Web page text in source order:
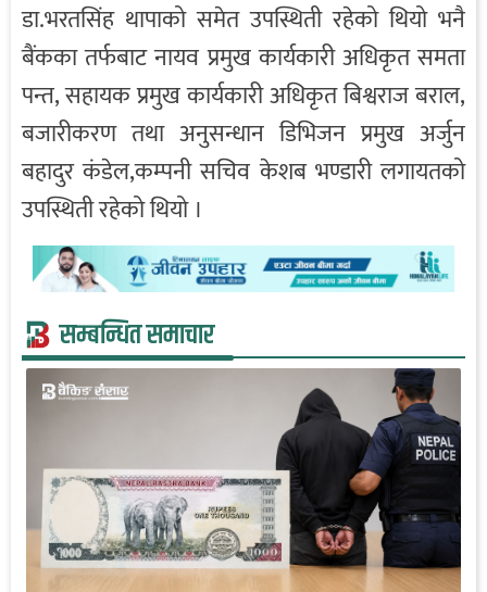
डा.भरतसिंह थापाको समेत उपस्थिती रहेको थियो भनै
बैंकका तर्फबाट नायव प्रमुख कार्यकारी अधिकृत समता
पन्त, सहायक प्रमुख कार्यकारी अधिकृत बिश्वराज बराल,
बजारीकरण तथा अनुसन्धान डिभिजन प्रमुख अर्जुन
बहादुर कंडेल,कम्पनी सचिव केशब भण्डारी लगायतको
उपस्थिती रहेको थियो ।
सम्बन्धित समाचार